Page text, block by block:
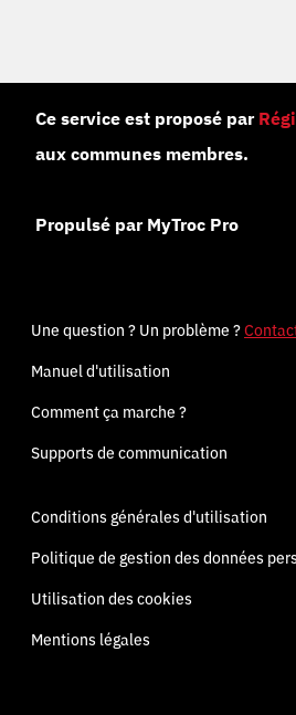
Ce service est proposé par
aux communes membres.
Propulsé par MyTroc Pro
Une question ? Un problème ?
Manuel d'utilisation
Comment ça marche ?
Supports de communication
Conditions générales d'utilisation
Politique de gestion des données
Utilisation des cookies
Mentions légales